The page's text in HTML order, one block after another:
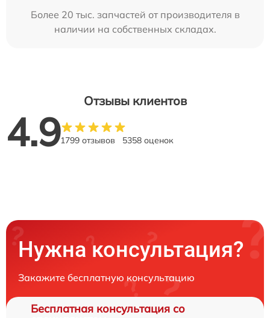
Более 20 тыс. запчастей от производителя в
наличии на собственных складах.
Отзывы клиентов
4.91799 отзывов 5358 оценок
Нужна консультация?
Закажите бесплатную консультацию
Бесплатная консультация со